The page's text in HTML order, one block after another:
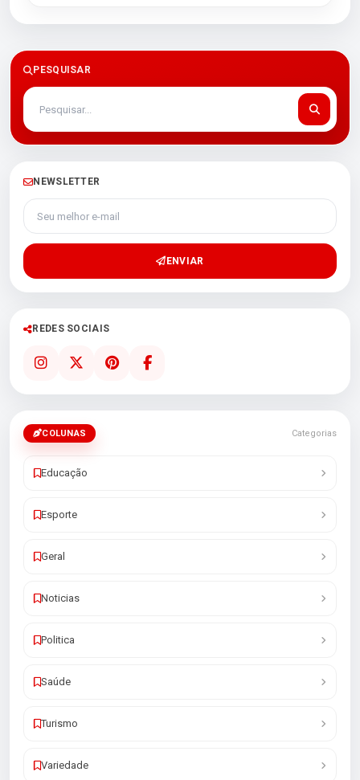
PESQUISAR
NEWSLETTER
Seu melhor e-mail
ENVIAR
REDES SOCIAIS
COLUNAS Categorias
Educação
Esporte
Geral
Noticias
Politica
Saúde
Turismo
Variedade